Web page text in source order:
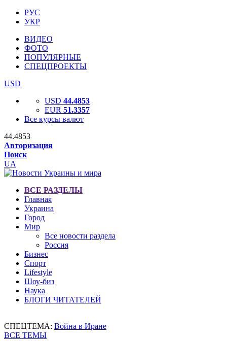
РУС
УКР
ВИДЕО
ФОТО
ПОПУЛЯРНЫЕ
СПЕЦПРОЕКТЫ
USD
USD 44.4853
EUR 51.3357
Все курсы валют
44.4853
Авторизация
Поиск
UA
ВСЕ РАЗДЕЛЫ
Главная
Украина
Город
Мир
Все новости раздела
Россия
Бизнес
Спорт
Lifestyle
Шоу-биз
Наука
БЛОГИ ЧИТАТЕЛЕЙ
СПЕЦТЕМА: Война в Иране
ВСЕ ТЕМЫ